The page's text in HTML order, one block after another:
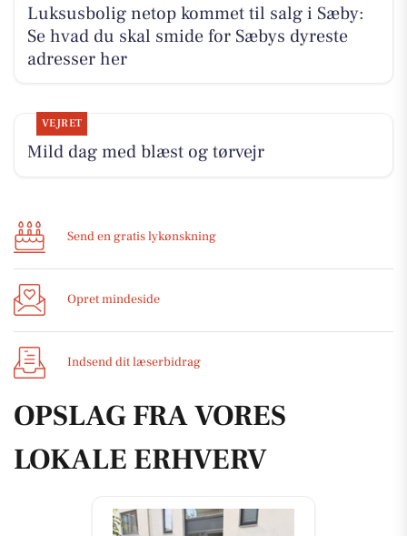
Luksusbolig netop kommet til salg i Sæby:
Se hvad du skal smide for Sæbys dyreste
adresser her
VEJRET
Mild dag med blæst og tørvejr
Send en gratis lykønskning
Opret mindeside
Indsend dit læserbidrag
OPSLAG FRA VORES
LOKALE ERHVERV